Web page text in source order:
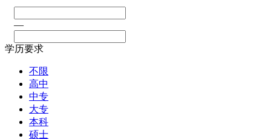
—
学历要求
不限
高中
中专
大专
本科
硕士